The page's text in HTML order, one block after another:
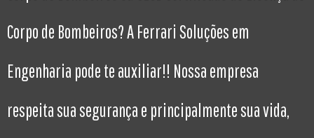
Corpo de Bombeiros? A Ferrari Soluções em
Engenharia pode te auxiliar!! Nossa empresa
respeita sua segurança e principalmente sua vida,